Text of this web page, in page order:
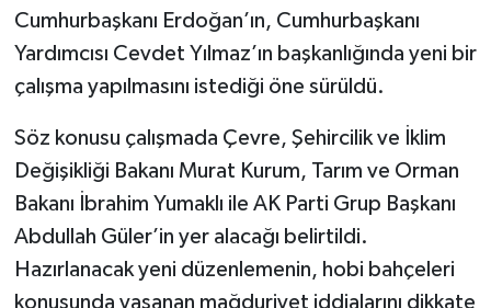
Cumhurbaşkanı Erdoğan’ın, Cumhurbaşkanı
Yardımcısı Cevdet Yılmaz’ın başkanlığında yeni bir
çalışma yapılmasını istediği öne sürüldü.
Söz konusu çalışmada Çevre, Şehircilik ve İklim
Değişikliği Bakanı Murat Kurum, Tarım ve Orman
Bakanı İbrahim Yumaklı ile AK Parti Grup Başkanı
Abdullah Güler’in yer alacağı belirtildi.
Hazırlanacak yeni düzenlemenin, hobi bahçeleri
konusunda yaşanan mağduriyet iddialarını dikkate